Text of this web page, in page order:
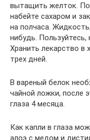
вытащить желток.
набейте сахаром и
на полчаса.
нибудь. Пользуйтесь,
Хранить лекарство в
трех дней.
В вареный белок
чайной ложки, после
глаза 4 месяца.
Как капли в глаза
алоэ с медом и